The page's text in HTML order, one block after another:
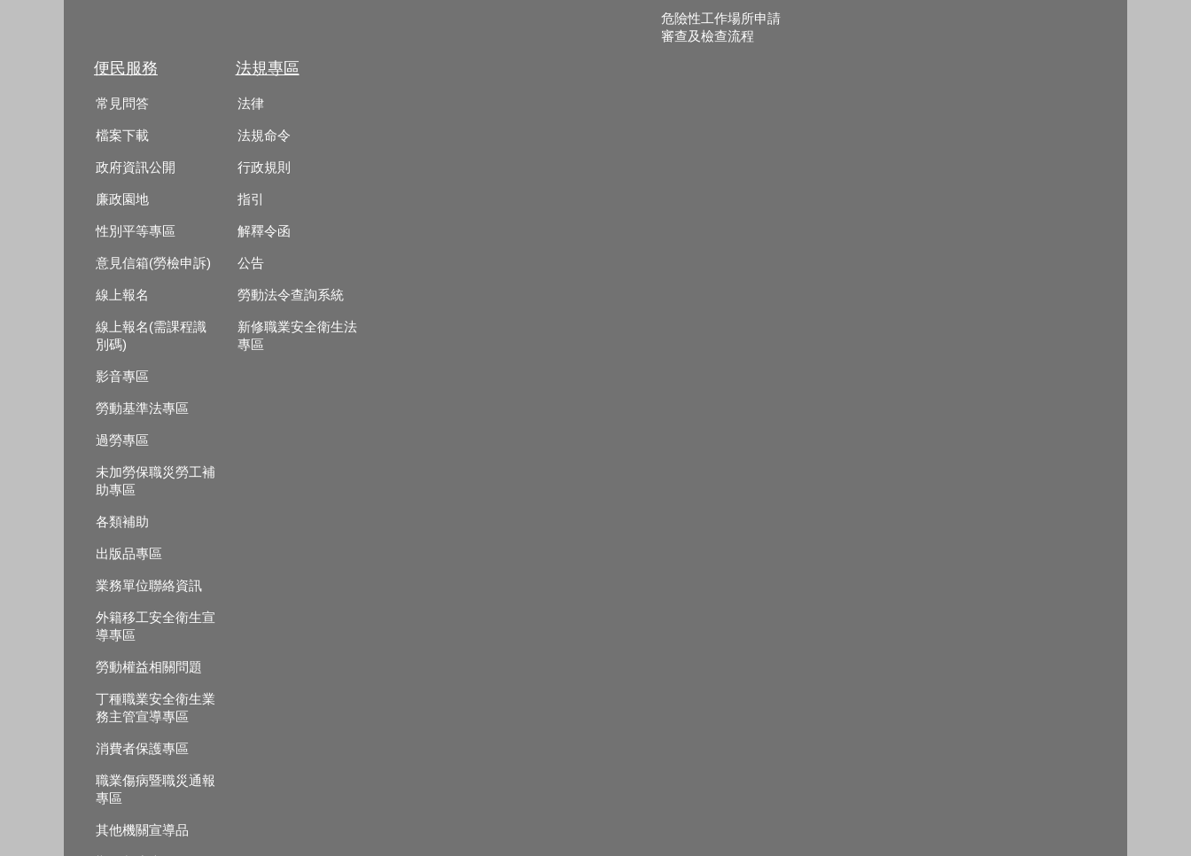
危險性工作場所申請
審查及檢查流程
便民服務
常見問答
檔案下載
政府資訊公開
廉政園地
性別平等專區
意見信箱(勞檢申訴)
線上報名
線上報名(需課程識
別碼)
影音專區
勞動基準法專區
過勞專區
未加勞保職災勞工補
助專區
各類補助
出版品專區
業務單位聯絡資訊
外籍移工安全衛生宣
導專區
勞動權益相關問題
丁種職業安全衛生業
務主管宣導專區
消費者保護專區
職業傷病暨職災通報
專區
其他機關宣導品
法規專區
法律
法規命令
行政規則
指引
解釋令函
公告
勞動法令查詢系統
新修職業安全衛生法
專區